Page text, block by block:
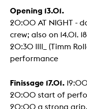
Opening 13.01.
20:00 AT NIGHT -
crew; also on 14.01.
20:30 llll_ (Timm
performance
Finissage 17.01.
20:00 start of
20:00 a strong